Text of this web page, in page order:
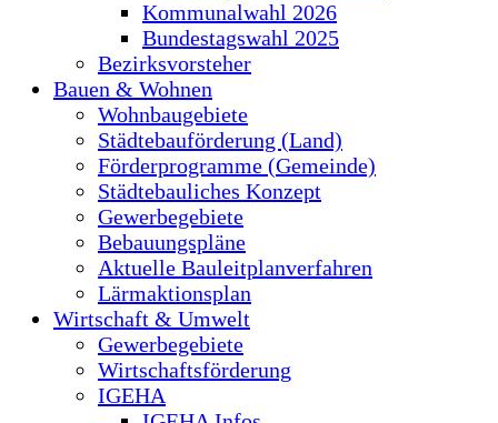
Kommunalwahl 2026
Bundestagswahl 2025
Bezirksvorsteher
Bauen & Wohnen
Wohnbaugebiete
Städtebauförderung (Land)
Förderprogramme (Gemeinde)
Städtebauliches Konzept
Gewerbegebiete
Bebauungspläne
Aktuelle Bauleitplanverfahren
Lärmaktionsplan
Wirtschaft & Umwelt
Gewerbegebiete
Wirtschaftsförderung
IGEHA